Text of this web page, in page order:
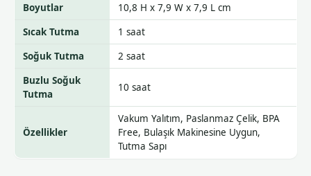
Boyutlar
10,8 H x 7,9 W x 7,9 L cm
Sıcak Tutma
1 saat
Soğuk Tutma
2 saat
Buzlu Soğuk
Tutma
10 saat
Özellikler
Vakum Yalıtım, Paslanmaz Çelik, BPA
Free, Bulaşık Makinesine Uygun,
Tutma Sapı